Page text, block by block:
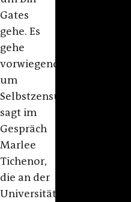
Gates
gehe. Es
gehe
vorwiegend
um
Selbstzensur,
sagt im
Gespräch
Marlee
Tichenor,
die an der
Universität